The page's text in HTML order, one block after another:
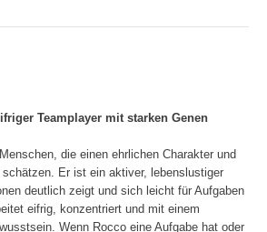
Teamplayer mit starken Genen
die einen ehrlichen Charakter und
Er ist ein aktiver, lebenslustiger
deutlich zeigt und sich leicht für Aufgaben
eifrig, konzentriert und mit einem
Wenn Rocco eine Aufgabe hat oder